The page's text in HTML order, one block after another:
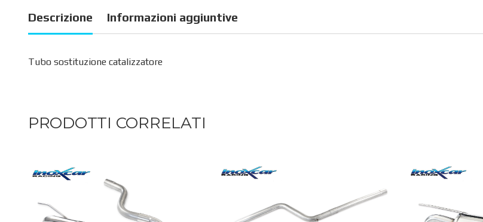
Descrizione Informazioni aggiuntive
Tubo sostituzione catalizzatore
PRODOTTI CORRELATI